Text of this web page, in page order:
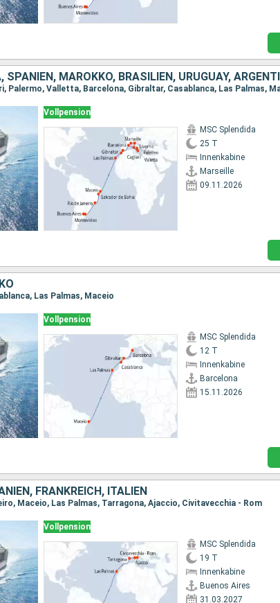
Vollpension
MSC Splendida
25 T
Innenkabine
Marseille
09.11.2026
Las Palmas, Maceio
Vollpension
MSC Splendida
12 T
Innenkabine
Barcelona
15.11.2026
FRANKREICH, ITALIEN
Maceio, Las Palmas, Tarragona, Ajaccio, Civitavecchia - Rom
Vollpension
MSC Splendida
19 T
Innenkabine
Buenos Aires
31.03.2027